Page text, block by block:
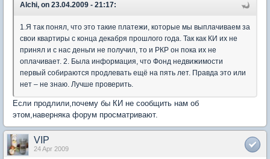
Alchi, on 23.04.2009 - 21:17:
1.Я так понял, что это такие платежи, которые мы выплачиваем за
свои квартиры с конца декабря прошлого года. Так как КИ их не
принял и с нас деньги не получил, то и РКР он пока их не
оплачивает. 2. Была информация, что Фонд недвижимости
первый собираются продлевать ещё на пять лет. Правда это или
нет – не знаю. Лучше проверить.
Если продлили,почему бы КИ не сообщить нам об
этом,наверняка форум просматривают.
VIP
24 Apr 2009